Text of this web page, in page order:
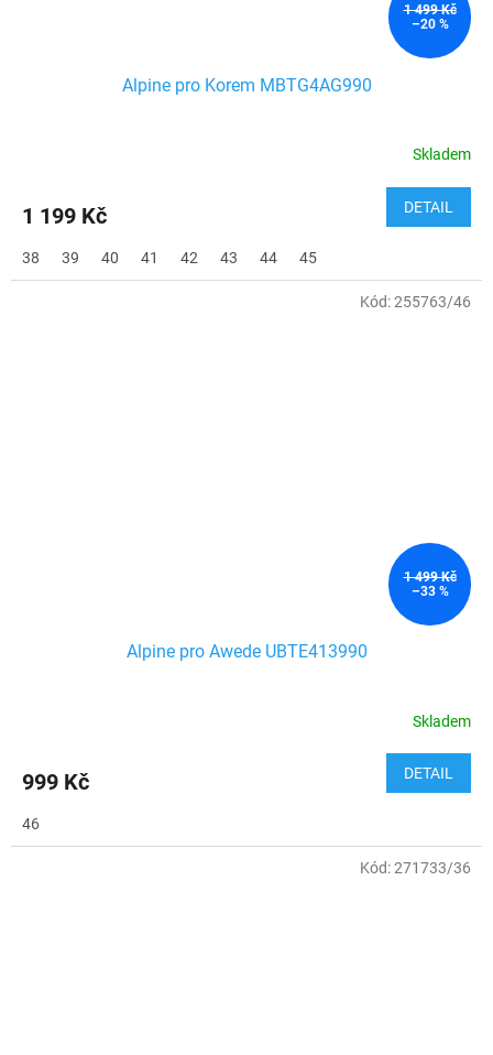
1 499 Kč
–20 %
Alpine pro Korem MBTG4AG990
Skladem
1 199 Kč DETAIL
38 39 40 41 42 43 44 45
1 499 Kč
–33 %
Alpine pro Awede UBTE413990
Skladem
999 Kč DETAIL
46
Kód:255763/46
Kód:271733/36